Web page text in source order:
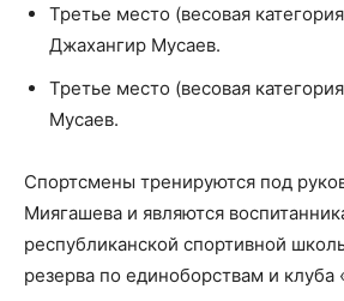
Третье место (весовая
Джахангир Мусаев.
Третье место (весовая
Мусаев.
Спортсмены тренируются под
Миягашева и являются
республиканской спортивной
резерва по единоборствам и клуба